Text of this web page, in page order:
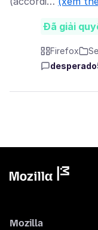
Đã giải
Firefox
Mozilla